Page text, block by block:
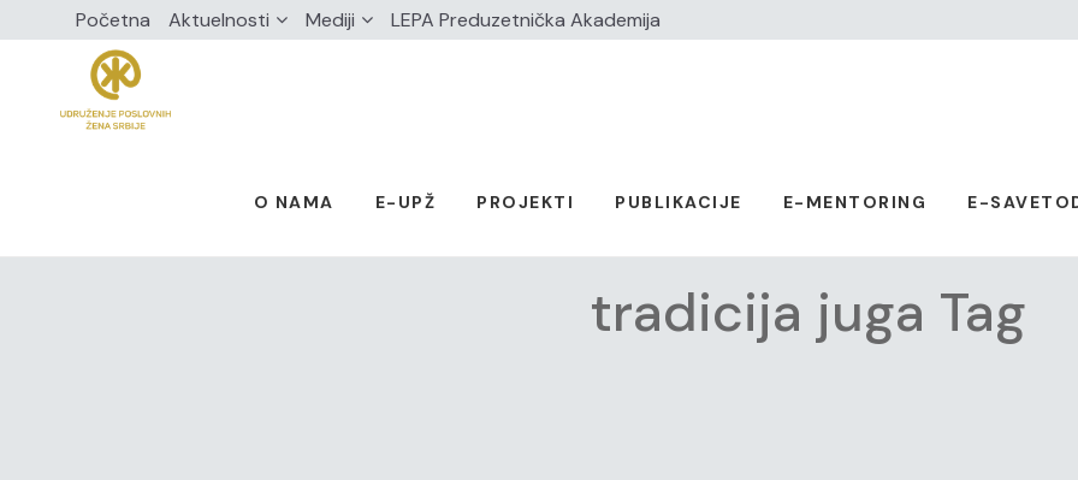
Početna Aktuelnosti Mediji LEPA Preduzetnička Akademija
O NAMA E-UPŽ PROJEKTI PUBLIKACIJE E-MENTORING E-
tradicija juga Tag